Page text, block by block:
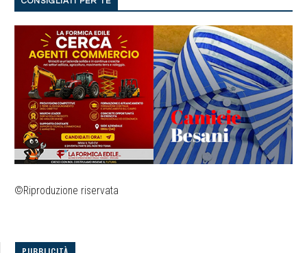
©Riproduzione riservata